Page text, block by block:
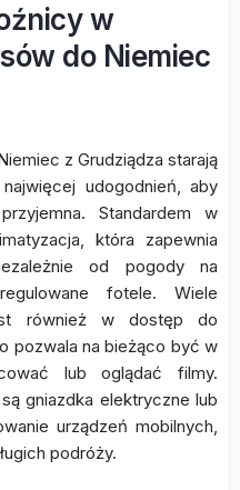
w
do Niemiec
z Grudziądza starają
udogodnień, aby
Standardem w
która zapewnia
od pogody na
fotele. Wiele
również w dostęp do
pozwala na bieżąco być w
lub oglądać filmy.
gniazdka elektryczne lub
urządzeń mobilnych,
podróży.